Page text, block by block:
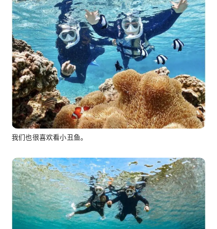
我们也很喜欢看小丑鱼。